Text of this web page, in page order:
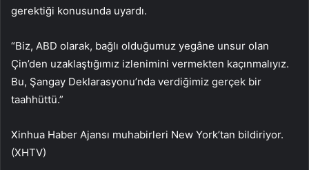
gerektiği konusunda uyardı.
“Biz, ABD olarak, bağlı olduğumuz yegâne unsur olan
Çin’den uzaklaştığımız izlenimini vermekten kaçınmalıyız.
Bu, Şangay Deklarasyonu’nda verdiğimiz gerçek bir
taahhüttü.”
Xinhua Haber Ajansı muhabirleri New York’tan bildiriyor.
(XHTV)